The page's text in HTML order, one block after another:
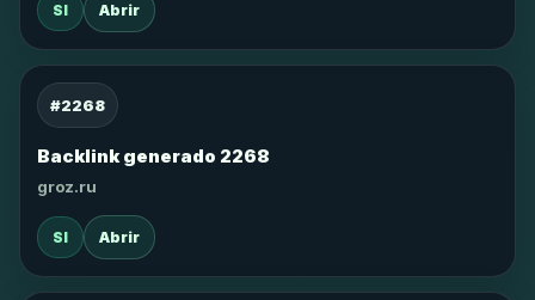
SI Abrir
#2268
Backlink generado 2268
groz.ru
SI Abrir